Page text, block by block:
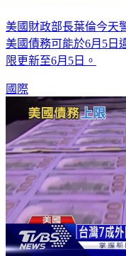
美國財政部長葉倫今天
美國債務可能於6月5日
限更新至6月5日。
國際